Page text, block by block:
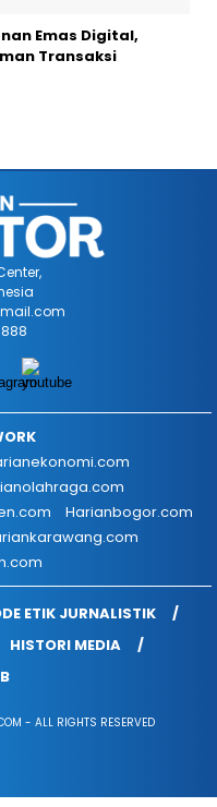
Emas Digital,
Transaksi
Harianbogor.com
ETIK JURNALISTIK
HISTORI MEDIA
- ALL RIGHTS RESERVED